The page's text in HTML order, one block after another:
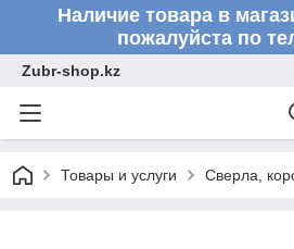
Наличие товара в
пожалуйста по
Zubr-shop.kz
Товары и услуги Сверла,